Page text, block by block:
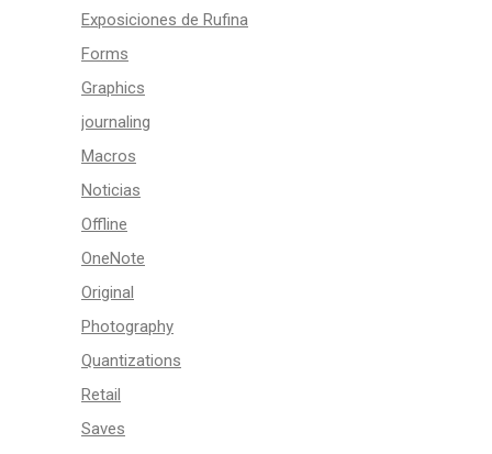
Exposiciones de Rufina
Forms
Graphics
journaling
Macros
Noticias
Offline
OneNote
Original
Photography
Quantizations
Retail
Saves